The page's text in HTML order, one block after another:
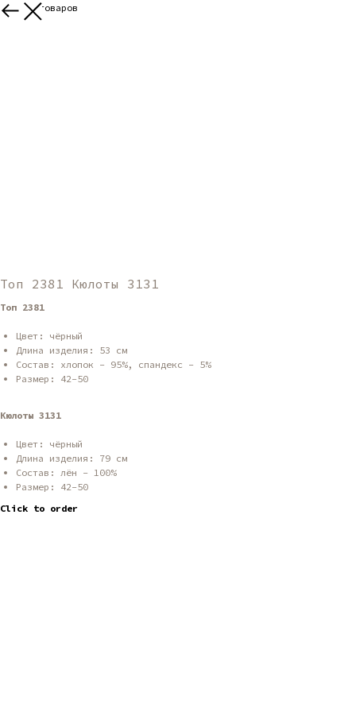
Больше товаров
Топ 2381 Кюлоты 3131
Топ 2381
Цвет: чёрный
Длина изделия: 53 см
Состав: хлопок - 95%, спандекс - 5%
Размер: 42-50
Кюлоты 3131
Цвет: чёрный
Длина изделия: 79 см
Состав: лён - 100%
Размер: 42-50
Click to order